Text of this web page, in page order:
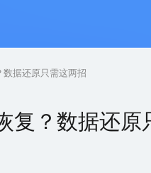
据还原只需这两招
复？数据还原